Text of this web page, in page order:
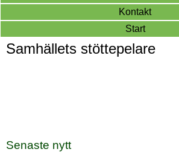
Kontakt
Start
Samhällets stöttepelare
Senaste nytt